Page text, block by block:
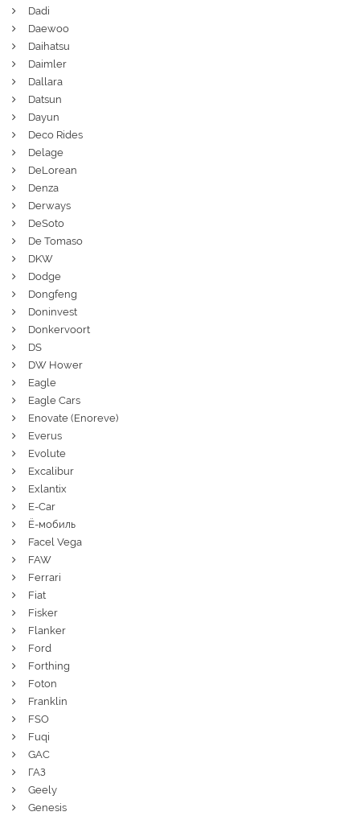
Dadi
Daewoo
Daihatsu
Daimler
Dallara
Datsun
Dayun
Deco Rides
Delage
DeLorean
Denza
Derways
DeSoto
De Tomaso
DKW
Dodge
Dongfeng
Doninvest
Donkervoort
DS
DW Hower
Eagle
Eagle Cars
Enovate (Enoreve)
Everus
Evolute
Excalibur
Exlantix
E-Car
Ё-мобиль
Facel Vega
FAW
Ferrari
Fiat
Fisker
Flanker
Ford
Forthing
Foton
Franklin
FSO
Fuqi
GAC
ГАЗ
Geely
Genesis